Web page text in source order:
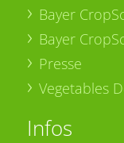
Bayer
Bayer
Presse
Vegetables
Infos